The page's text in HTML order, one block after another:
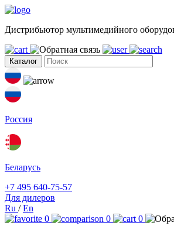
Дистрибьютор мультимедийного
Каталог
Россия
Беларусь
+7 495 640-75-57
Для дилеров
Ru /En
0
0
0